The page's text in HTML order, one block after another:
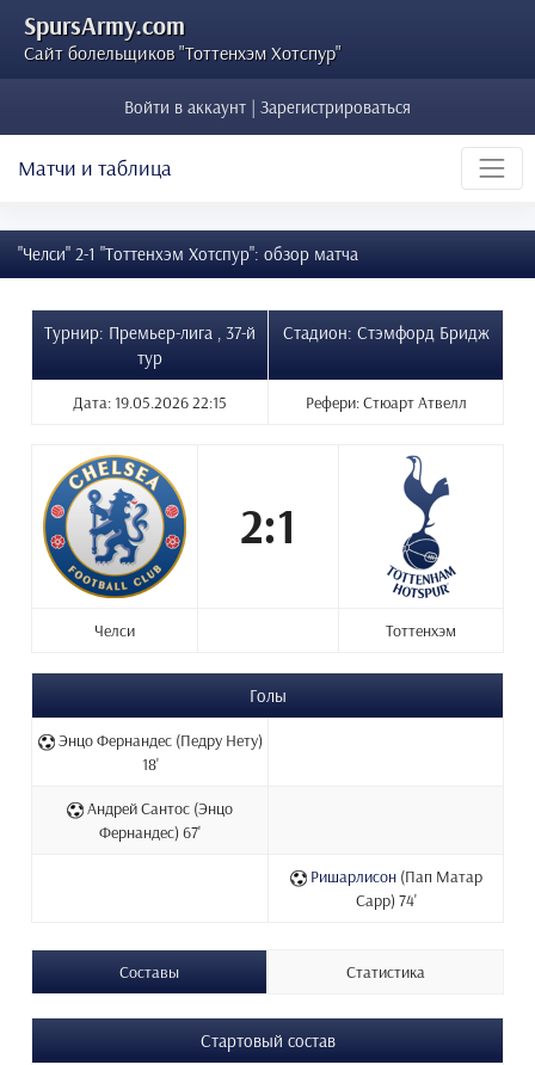
SpursArmy.com
Сайт болельщиков "Тоттенхэм Хотспур"
Войти в аккаунт | Зарегистрироваться
Матчи и таблица
"Челси" 2-1 "Тоттенхэм Хотспур": обзор матча
Турнир: Премьер-лига , 37-й
тур
Стадион: Стэмфорд Бридж
Дата: 19.05.2026 22:15 Рефери: Стюарт Атвелл
2:1
Челси Тоттенхэм
Голы
Энцо Фернандес (Педру Нету)
18'
Андрей Сантос (Энцо
Фернандес) 67'
Ришарлисон(Пап Матар
Сарр) 74'
Составы Статистика
Стартовый состав